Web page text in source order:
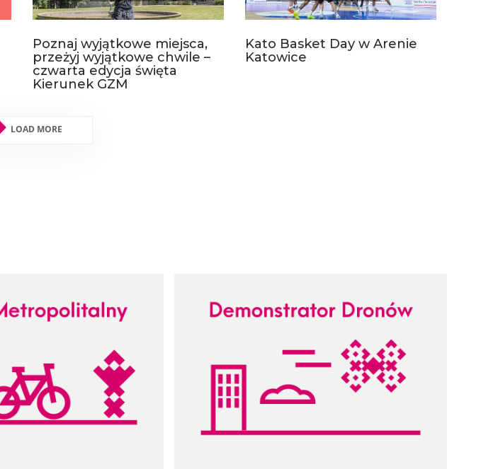
Poznaj wyjątkowe miejsca,
przeżyj wyjątkowe chwile –
czwarta edycja święta
Kierunek GZM
Kato Basket Day w Arenie
Katowice
LOAD MORE